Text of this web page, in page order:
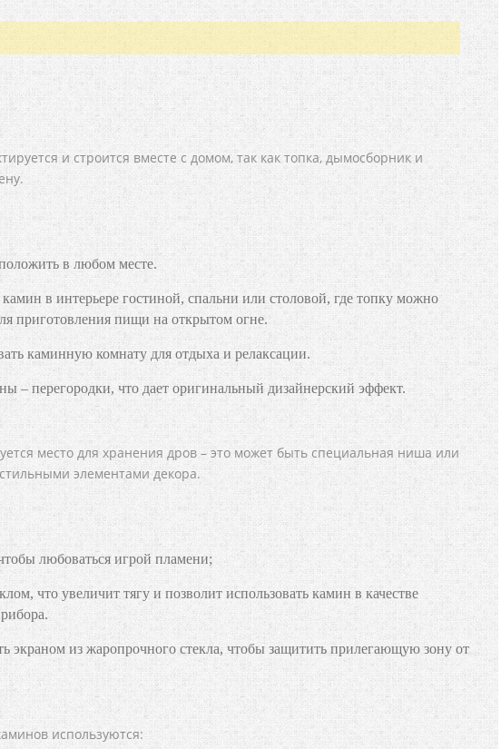
и строится вместе с домом, так как топка, дымосборник и
в любом месте.
в интерьере гостиной, спальни или столовой, где топку можно
приготовления пищи на открытом огне.
каминную комнату для отдыха и релаксации.
– перегородки, что дает оригинальный дизайнерский эффект.
место для хранения дров – это может быть специальная ниша или
элементами декора.
любоваться игрой пламени;
что увеличит тягу и позволит использовать камин в качестве
экраном из жаропрочного стекла, чтобы защитить прилегающую зону от
используются: